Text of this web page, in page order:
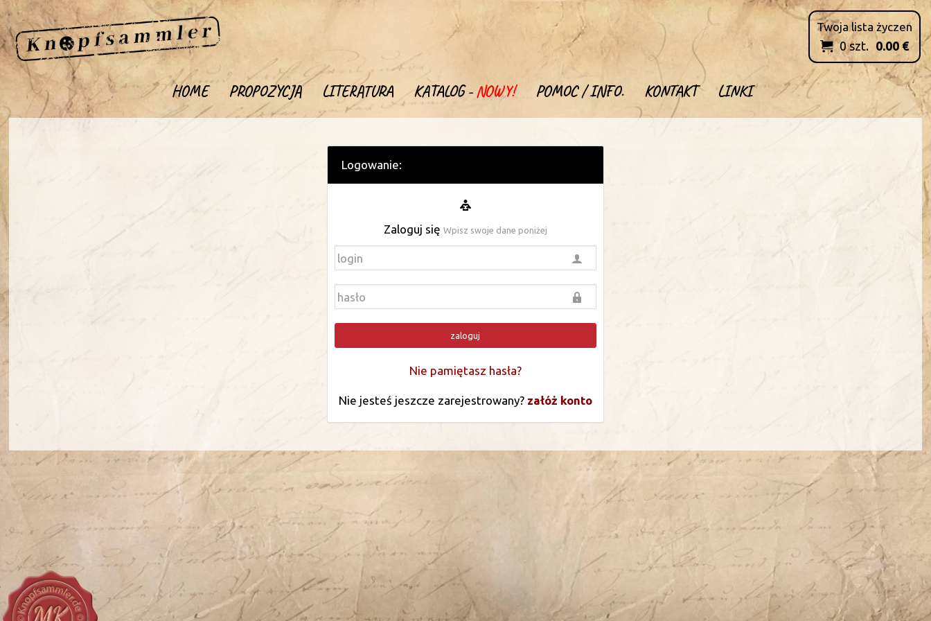
HOME PROPOZYCJA LITERATURA KATALOG -NOWY! POMOC / INFO. KONTAKT LINKI
Twoja lista życzen
 0szt. 0.00 €
Logowanie:
Zaloguj się Wpisz swoje dane poniżej
zaloguj
Nie pamiętasz hasła?
Nie jesteś jeszcze zarejestrowany? załóż konto